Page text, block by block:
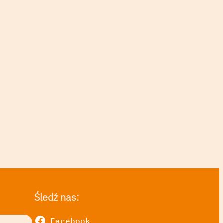
Śledź nas:
Facebook